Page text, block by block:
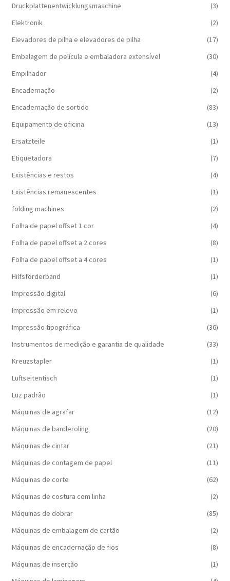
Druckplattenentwicklungsmaschine
(3)
Elektronik
(2)
Elevadores de pilha e elevadores de pilha
(17)
Embalagem de película e embaladora extensível
(30)
Empilhador
(4)
Encadernação
(2)
Encadernação de sortido
(83)
Equipamento de oficina
(13)
Ersatzteile
(1)
Etiquetadora
(7)
Existências e restos
(4)
Existências remanescentes
(1)
folding machines
(2)
Folha de papel offset 1 cor
(4)
Folha de papel offset a 2 cores
(8)
Folha de papel offset a 4 cores
(1)
Hilfsförderband
(1)
Impressão digital
(6)
Impressão em relevo
(1)
Impressão tipográfica
(36)
Instrumentos de medição e garantia de qualidade
(33)
Kreuzstapler
(1)
Luftseitentisch
(1)
Luz padrão
(1)
Máquinas de agrafar
(12)
Máquinas de banderoling
(20)
Máquinas de cintar
(21)
Máquinas de contagem de papel
(11)
Máquinas de corte
(62)
Máquinas de costura com linha
(2)
Máquinas de dobrar
(85)
Máquinas de embalagem de cartão
(2)
Máquinas de encadernação de fios
(8)
Máquinas de inserção
(1)